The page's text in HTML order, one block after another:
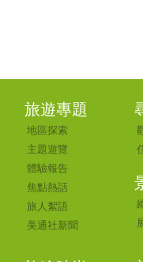
旅遊專題
地區探索
主題遊覽
體驗報告
焦點熱話
旅人絮語
美通社新聞